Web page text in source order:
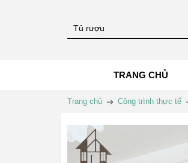
TRANG CHỦ
Trang chủ Công trình thực tế